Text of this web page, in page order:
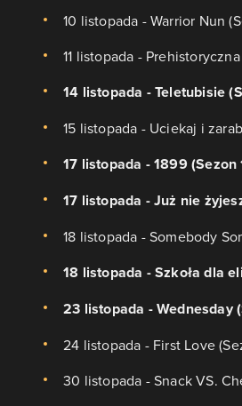
10 listopada - Warrior Nun
11 listopada -
14 listopada - Teletubisie
15 listopada - Uciekaj i
17 listopada - 1899 (Sezon
17 listopada - Już nie
18 listopada - Somebody
18 listopada - Szkoła dla
23 listopada - Wednesday
24 listopada - First Love
30 listopada - Snack VS.